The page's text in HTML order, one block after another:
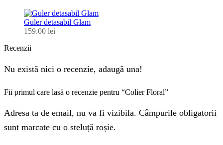
Guler detasabil Glam
159.00 lei
Recenzii
Nu există nici o recenzie, adaugă una!
Fii primul care lasă o recenzie pentru “Colier Floral”
Adresa ta de email, nu va fi vizibila. Câmpurile obligatorii
sunt marcate cu o steluță roșie.